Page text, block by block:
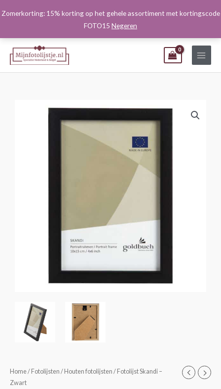
Zomerkorting: 15% korting op het gehele assortiment met kortingscode
FOTO15 Negeren
naar
Home/ Fotolijsten / Houten fotolijsten / Fotolijst Skandi –
Zwart
Prijsklasse:
Fotolijst
Skandi